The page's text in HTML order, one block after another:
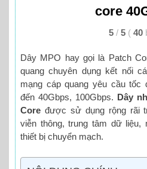
core
5 / 5 ( 40
Dây MPO hay gọi là Patch
quang chuyên dụng kết nối
mạng cáp quang yêu cầu tốc
đến 40Gbps, 100Gbps. Dây
Core được sử dụng rộng rãi
viễn thông, trung tâm dữ liệu,
thiết bị chuyển mạch.